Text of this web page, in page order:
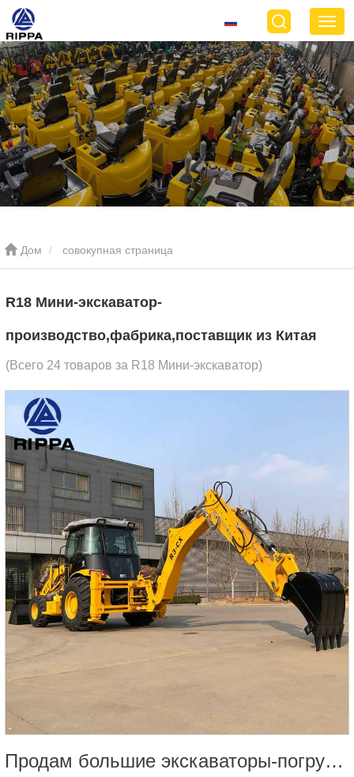
Дом совокупная страница
R18 Мини-экскаватор-
производство,фабрика,поставщик из Китая
(Всего 24 товаров за R18 Мини-экскаватор)
Продам большие экскаваторы-погрузчики